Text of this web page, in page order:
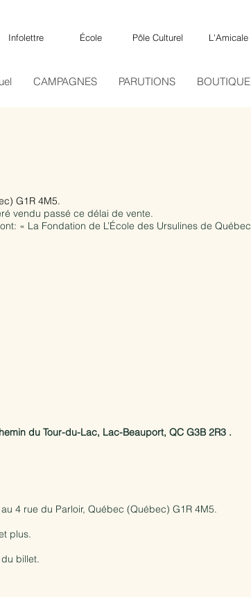
Infolettre École Pôle Culturel L'Amicale
CAMPAGNES PARUTIONS BOUTIQUE
G1R 4M5.
vendu passé ce délai de vente.
« La Fondation de L’École des Ursulines de Québec
du Tour-du-Lac, Lac-Beauport, QC G3B 2R3 .
4 rue du Parloir, Québec (Québec) G1R 4M5.
plus.
billet.